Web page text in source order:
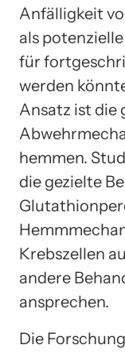
Anfälligkeit
als
für
werden
Ansatz ist die
hemmen.
die gezielte
Krebszellen
andere
ansprechen.
Die